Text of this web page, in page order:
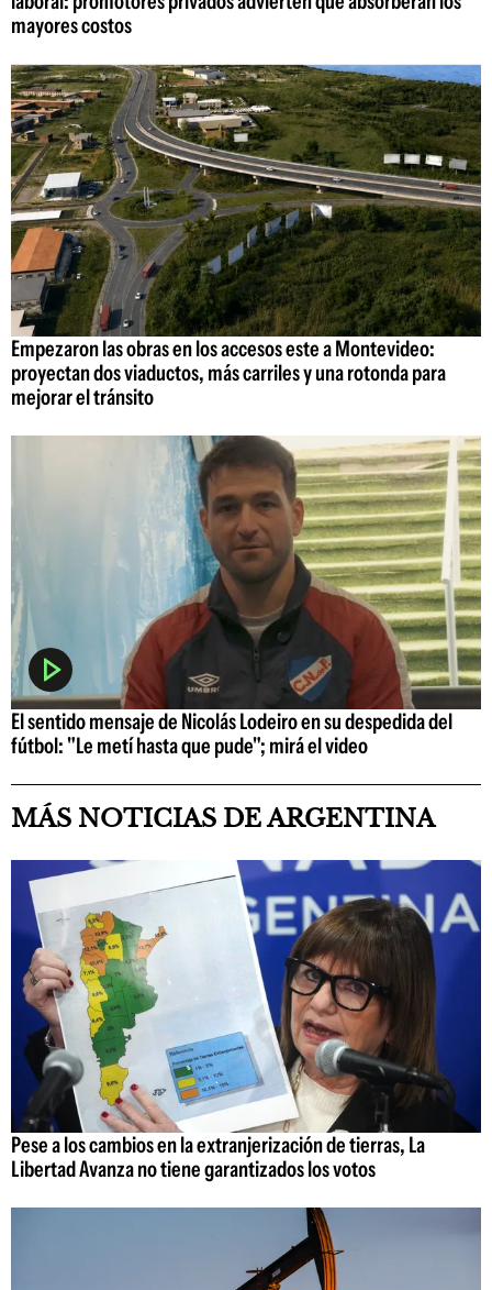
mayores costos
Empezaron las obras en los accesos este a Montevideo:
proyectan dos viaductos, más carriles y una rotonda para
mejorar el tránsito
El sentido mensaje de Nicolás Lodeiro en su despedida del
fútbol: "Le metí hasta que pude"; mirá el video
MÁS NOTICIAS DE ARGENTINA
Pese a los cambios en la extranjerización de tierras, La
Libertad Avanza no tiene garantizados los votos